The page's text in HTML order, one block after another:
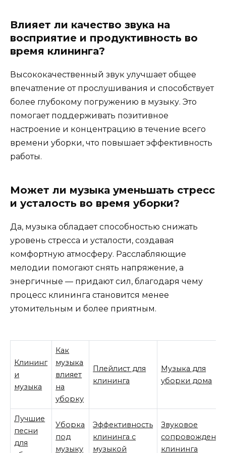
Влияет ли качество звука на
восприятие и продуктивность во
время клининга?
Высококачественный звук улучшает общее
впечатление от прослушивания и способствует
более глубокому погружению в музыку. Это
помогает поддерживать позитивное
настроение и концентрацию в течение всего
времени уборки, что повышает эффективность
работы.
Может ли музыка уменьшать стресс
и усталость во время уборки?
Да, музыка обладает способностью снижать
уровень стресса и усталости, создавая
комфортную атмосферу. Расслабляющие
мелодии помогают снять напряжение, а
энергичные — придают сил, благодаря чему
процесс клининга становится менее
утомительным и более приятным.
Клининг
и
музыка
Как
музыка
влияет
на
уборку
Плейлист для
клининга
Музыка для
уборки дома
Лучшие
песни
для
Уборка
под
музыку
Эффективность
клининга с
музыкой
Звуковое
сопровождение
клининга